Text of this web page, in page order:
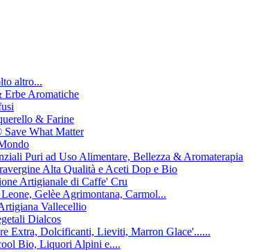
altro...
Erbe Aromatiche
& Farine
Save What Matter
Puri ad Uso Alimentare, Bellezza & Aromaterapia
Alta Qualità e Aceti Dop e Bio
Artigianale di Caffe' Cru
Gelèe Agrimontana, Carmol...
Vallecellio
Dialcos
Extra, Dolcificanti, Lieviti, Marron Glace'......
Bio, Liquori Alpini e....